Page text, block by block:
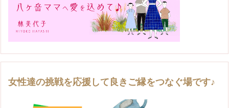
女性達の挑戦を応援して良きご縁をつなぐ場です♪